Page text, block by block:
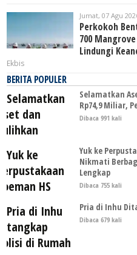
Jumat, 07 Agu
Perkokoh
700
Lindungi
Ekbis
BERITA POPULER
Selamatkan
Rp74,9 Miliar,
Dibaca 991 kali
Yuk ke
Nikmati
Lengkap
Dibaca 755 kali
Pria di Inhu
Dibaca 679 kali